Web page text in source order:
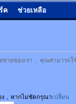
ค ช่วยเหลือ
ายของเรา， คุณสามาร
，หากไม่ชัดกรุณาเปลี่ยน